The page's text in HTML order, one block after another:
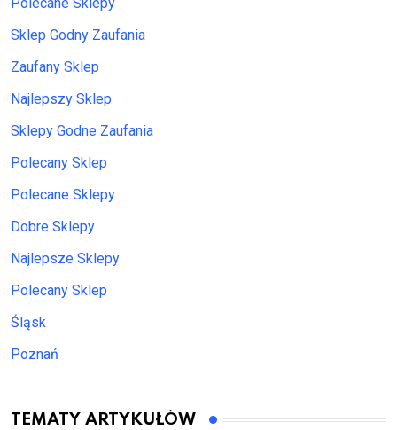
Sklep Godny Zaufania
Zaufany Sklep
Najlepszy Sklep
Sklepy Godne Zaufania
Polecany Sklep
Polecane Sklepy
Dobre Sklepy
Najlepsze Sklepy
Polecany Sklep
Śląsk
Poznań
TEMATY ARTYKUŁÓW